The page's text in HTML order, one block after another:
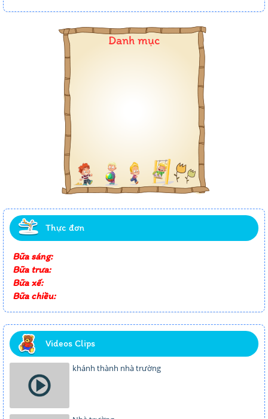
Danh mục
Thực đơn
Bữa sáng:
Bữa trưa:
Bữa xế:
Bữa chiều:
Videos Clips
khánh thành nhà trường